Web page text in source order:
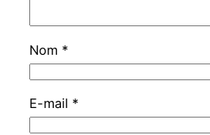
Nom *
E-mail *